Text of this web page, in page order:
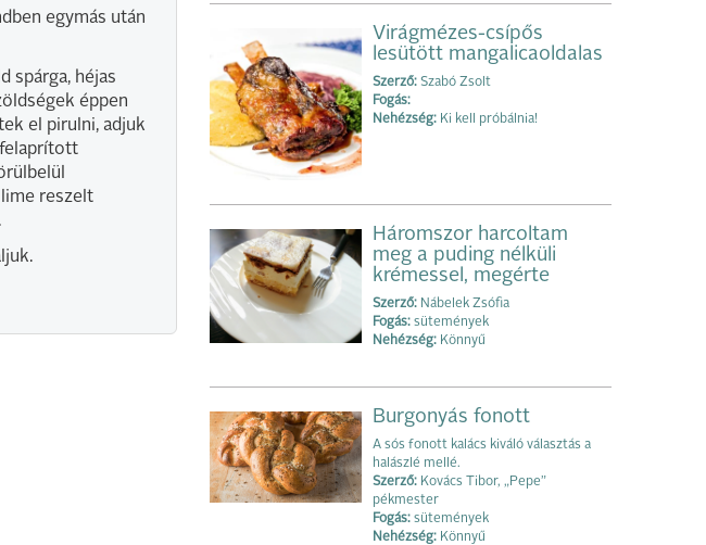
egymás után
spárga, héjas
éppen
el pirulni, adjuk
felaprított
reszelt
Virágmézes-csípős
lesütött mangalicaoldalas
Szerző: Szabó Zsolt
Fogás:
Nehézség: Ki kell próbálnia!
Háromszor harcoltam
meg a puding nélküli
krémessel, megérte
Szerző: Nábelek Zsófia
Fogás: sütemények
Nehézség: Könnyű
Burgonyás fonott
A sós fonott kalács kiváló választás a
halászlé mellé.
Szerző: Kovács Tibor, „Pepe”
pékmester
Fogás: sütemények
Nehézség: Könnyű